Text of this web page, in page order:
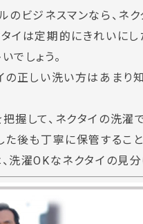
のビジネスマンなら、ネ
イは定期的にきれいに
でしょう。
の正しい洗い方はあま
握して、ネクタイの洗濯
た後も丁寧に保管するこ
洗濯OKなネクタイの見